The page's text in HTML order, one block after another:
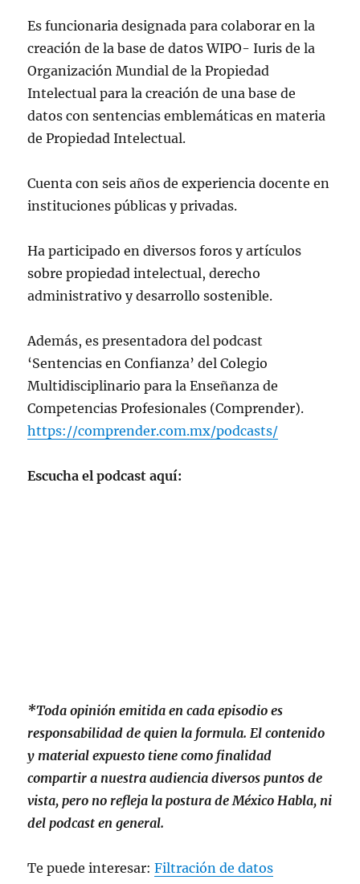
Es funcionaria designada para colaborar en la
creación de la base de datos WIPO- Iuris de la
Organización Mundial de la Propiedad
Intelectual para la creación de una base de
datos con sentencias emblemáticas en materia
de Propiedad Intelectual.
Cuenta con seis años de experiencia docente en
instituciones públicas y privadas.
Ha participado en diversos foros y artículos
sobre propiedad intelectual, derecho
administrativo y desarrollo sostenible.
Además, es presentadora del podcast
‘Sentencias en Confianza’ del Colegio
Multidisciplinario para la Enseñanza de
Competencias Profesionales (Comprender).
https://comprender.com.mx/podcasts/
Escucha el podcast aquí:
*Toda opinión emitida en cada episodio es
responsabilidad de quien la formula. El contenido
y material expuesto tiene como finalidad
compartir a nuestra audiencia diversos puntos de
vista, pero no refleja la postura de México Habla, ni
del podcast en general.
Te puede interesar:Filtración de datos